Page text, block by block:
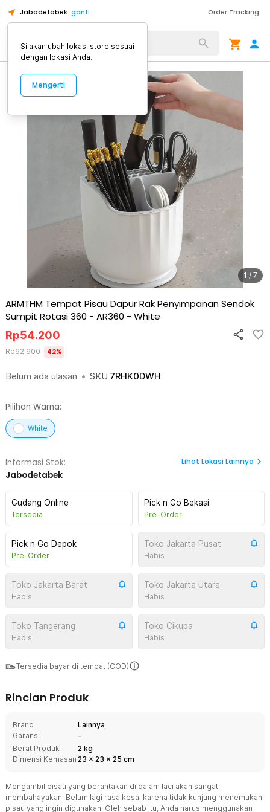
Jabodetabek ganti Order Tracking
Alat Kopi
1 / 7
ARMTHM Tempat Pisau Dapur Rak Penyimpanan Sendok
Sumpit Rotasi 360 - AR360 - White
Belum ada ulasan • SKU 7RHK0DWH
Rp54.200
Rp92.900 42%
Pilihan Warna:
White
Informasi Stok:
Jabodetabek
Lihat Lokasi Lainnya
Gudang Online
Tersedia
Pick n Go Bekasi
Pre-Order
Pick n Go Depok
Pre-Order
Toko Jakarta Pusat
Habis
Toko Jakarta Barat
Habis
Toko Jakarta Utara
Habis
Toko Tangerang
Habis
Toko Cikupa
Habis
Tersedia bayar di tempat (COD)
Rincian Produk
Brand
Lainnya
Garansi
-
Berat Produk
2 kg
Dimensi Kemasan 23 x 23 x 25 cm
Mengambil pisau yang berantakan di dalam laci akan sangat
membahayakan. Belum lagi rasa kesal karena tidak kunjung menemukan
pisau yang ingin digunakan. Oleh sebab itu, Anda harus menggunakan
Silakan ubah lokasi store sesuai
dengan lokasi Anda.
Mengerti